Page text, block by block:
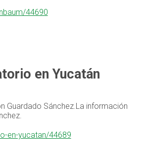
44690
en Yucatán
Guardado Sánchez.La información
en-yucatan/44689